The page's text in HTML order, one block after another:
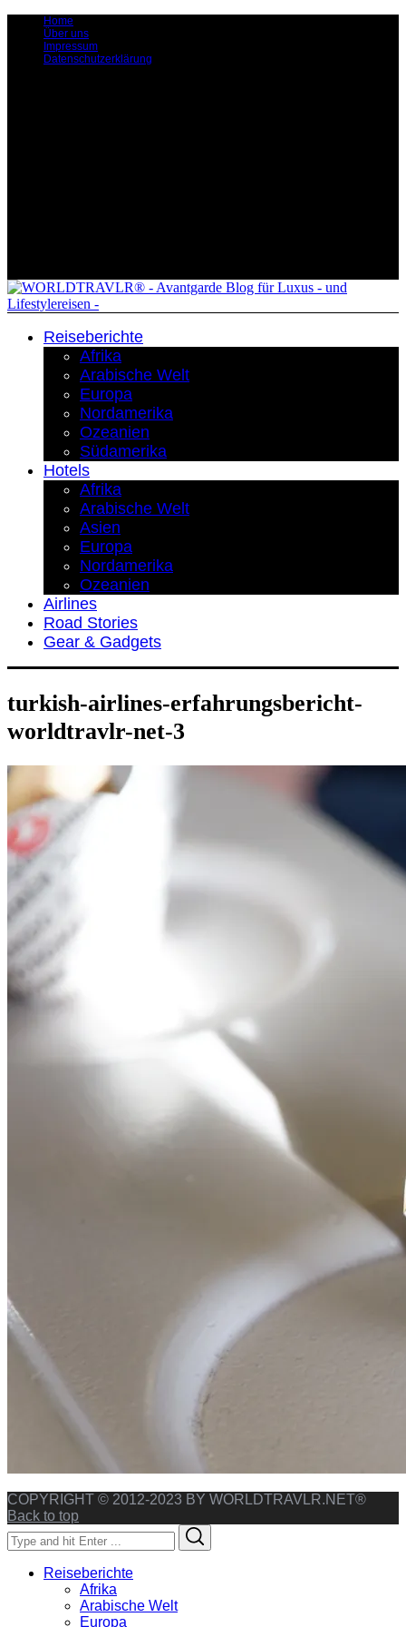
Home
Über uns
Impressum
Datenschutzerklärung
Reiseberichte
Afrika
Arabische Welt
Europa
Nordamerika
Ozeanien
Südamerika
Hotels
Afrika
Arabische Welt
Asien
Europa
Nordamerika
Ozeanien
Airlines
Road Stories
Gear & Gadgets
turkish-airlines-erfahrungsbericht-
worldtravlr-net-3
COPYRIGHT © 2012-2023 BY WORLDTRAVLR.NET®
Back to top
Search
for:
Reiseberichte
Afrika
Arabische Welt
Europa